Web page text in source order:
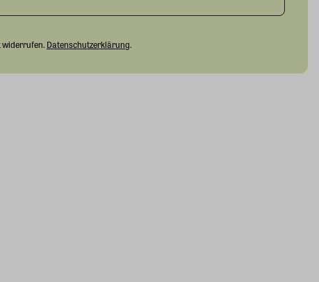
widerrufen. Datenschutzerklärung.